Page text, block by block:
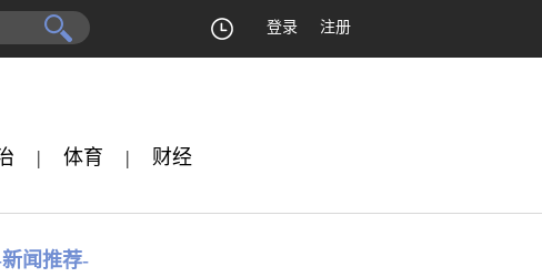
登录 注册
| 体育 | 财经
闻推荐-